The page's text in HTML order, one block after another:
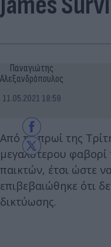
Παναγιώτης
Αλεξανδρόπουλος
11.05.2021 18:59
Από το πρωί της
μεγαλύτερου
παικτών, έτσι ώστε
επιβεβαιώθηκε ότι
δικτύωσης.